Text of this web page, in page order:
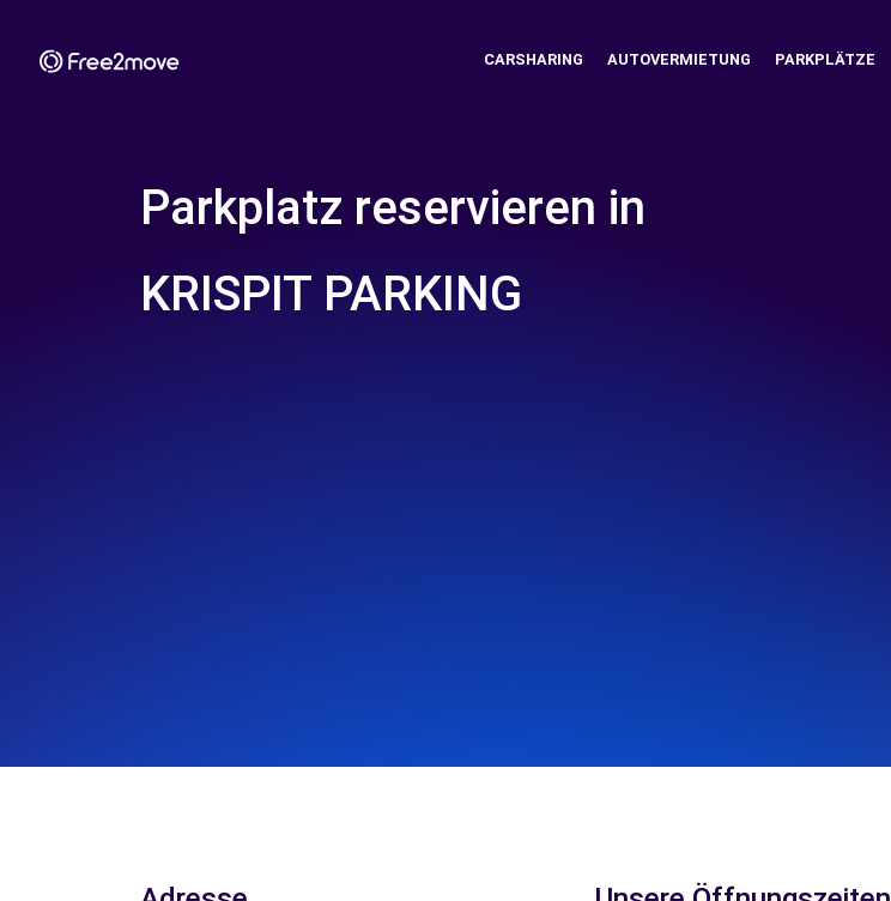
CARSHARING AUTOVERMIETUNG PARKPLÄTZE
Parkplatz reservieren in
KRISPIT PARKING